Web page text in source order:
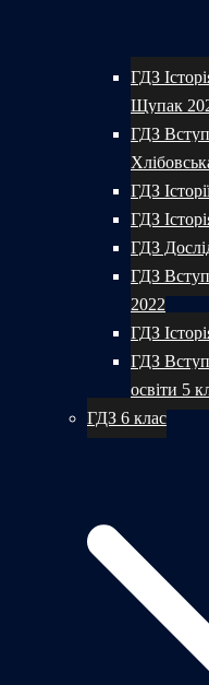
ГДЗ
Щупак
ГДЗ Вступ
ГДЗ
ГДЗ
ГДЗ
ГДЗ Вступ
2022
ГДЗ
ГДЗ Вступ
освіти 5
ГДЗ 6 клас